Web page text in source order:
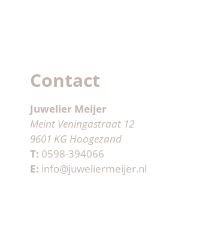
Contact
Juwelier Meijer
Meint Veningastraat 12
9601 KG Hoogezand
T: 0598-394066
E: info@juweliermeijer.nl